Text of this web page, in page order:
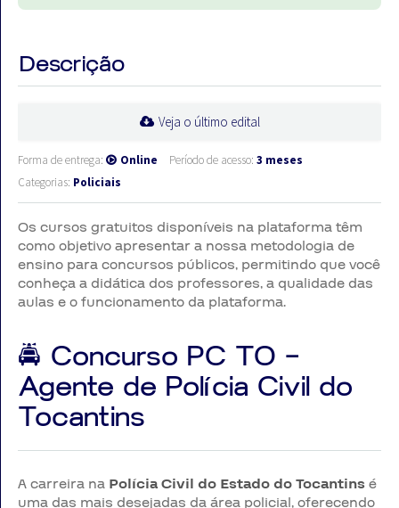
Descrição
Veja o último edital
Forma de entrega: Online Período de acesso: 3 meses
Categorias: Policiais
Os cursos gratuitos disponíveis na plataforma têm
como objetivo apresentar a nossa metodologia de
ensino para concursos públicos, permitindo que você
conheça a didática dos professores, a qualidade das
aulas e o funcionamento da plataforma.
🚔 Concurso PC TO –
Agente de Polícia Civil do
Tocantins
A carreira na Polícia Civil do Estado do Tocantinsé
uma das mais desejadas da área policial, oferecendo